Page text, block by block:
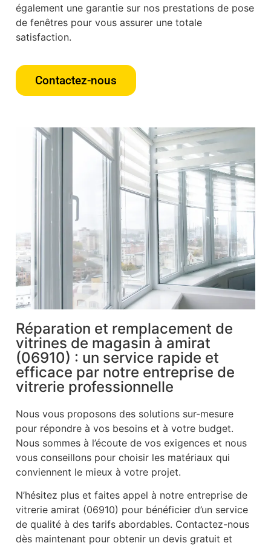
également une garantie sur nos prestations de pose
de fenêtres pour vous assurer une totale
satisfaction.
Contactez-nous
Réparation et remplacement de
vitrines de magasin à amirat
(06910) : un service rapide et
efficace par notre entreprise de
vitrerie professionnelle
Nous vous proposons des solutions sur-mesure
pour répondre à vos besoins et à votre budget.
Nous sommes à l’écoute de vos exigences et nous
vous conseillons pour choisir les matériaux qui
conviennent le mieux à votre projet.
N’hésitez plus et faites appel à notre entreprise de
vitrerie amirat (06910) pour bénéficier d’un service
de qualité à des tarifs abordables. Contactez-nous
dès maintenant pour obtenir un devis gratuit et